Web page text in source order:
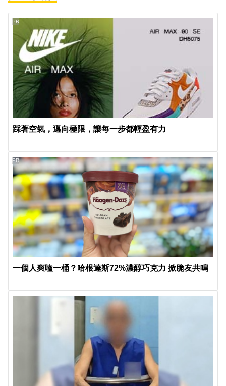
踩著空氣，邁向極限，讓每一步都輕盈有力
PR
一個人爽嗑一桶？哈根達斯72%濃醇巧克力 掀脆友共鳴
PR